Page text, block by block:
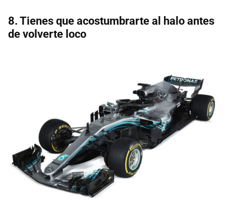
8. Tienes que acostumbrarte al halo antes
de volverte loco